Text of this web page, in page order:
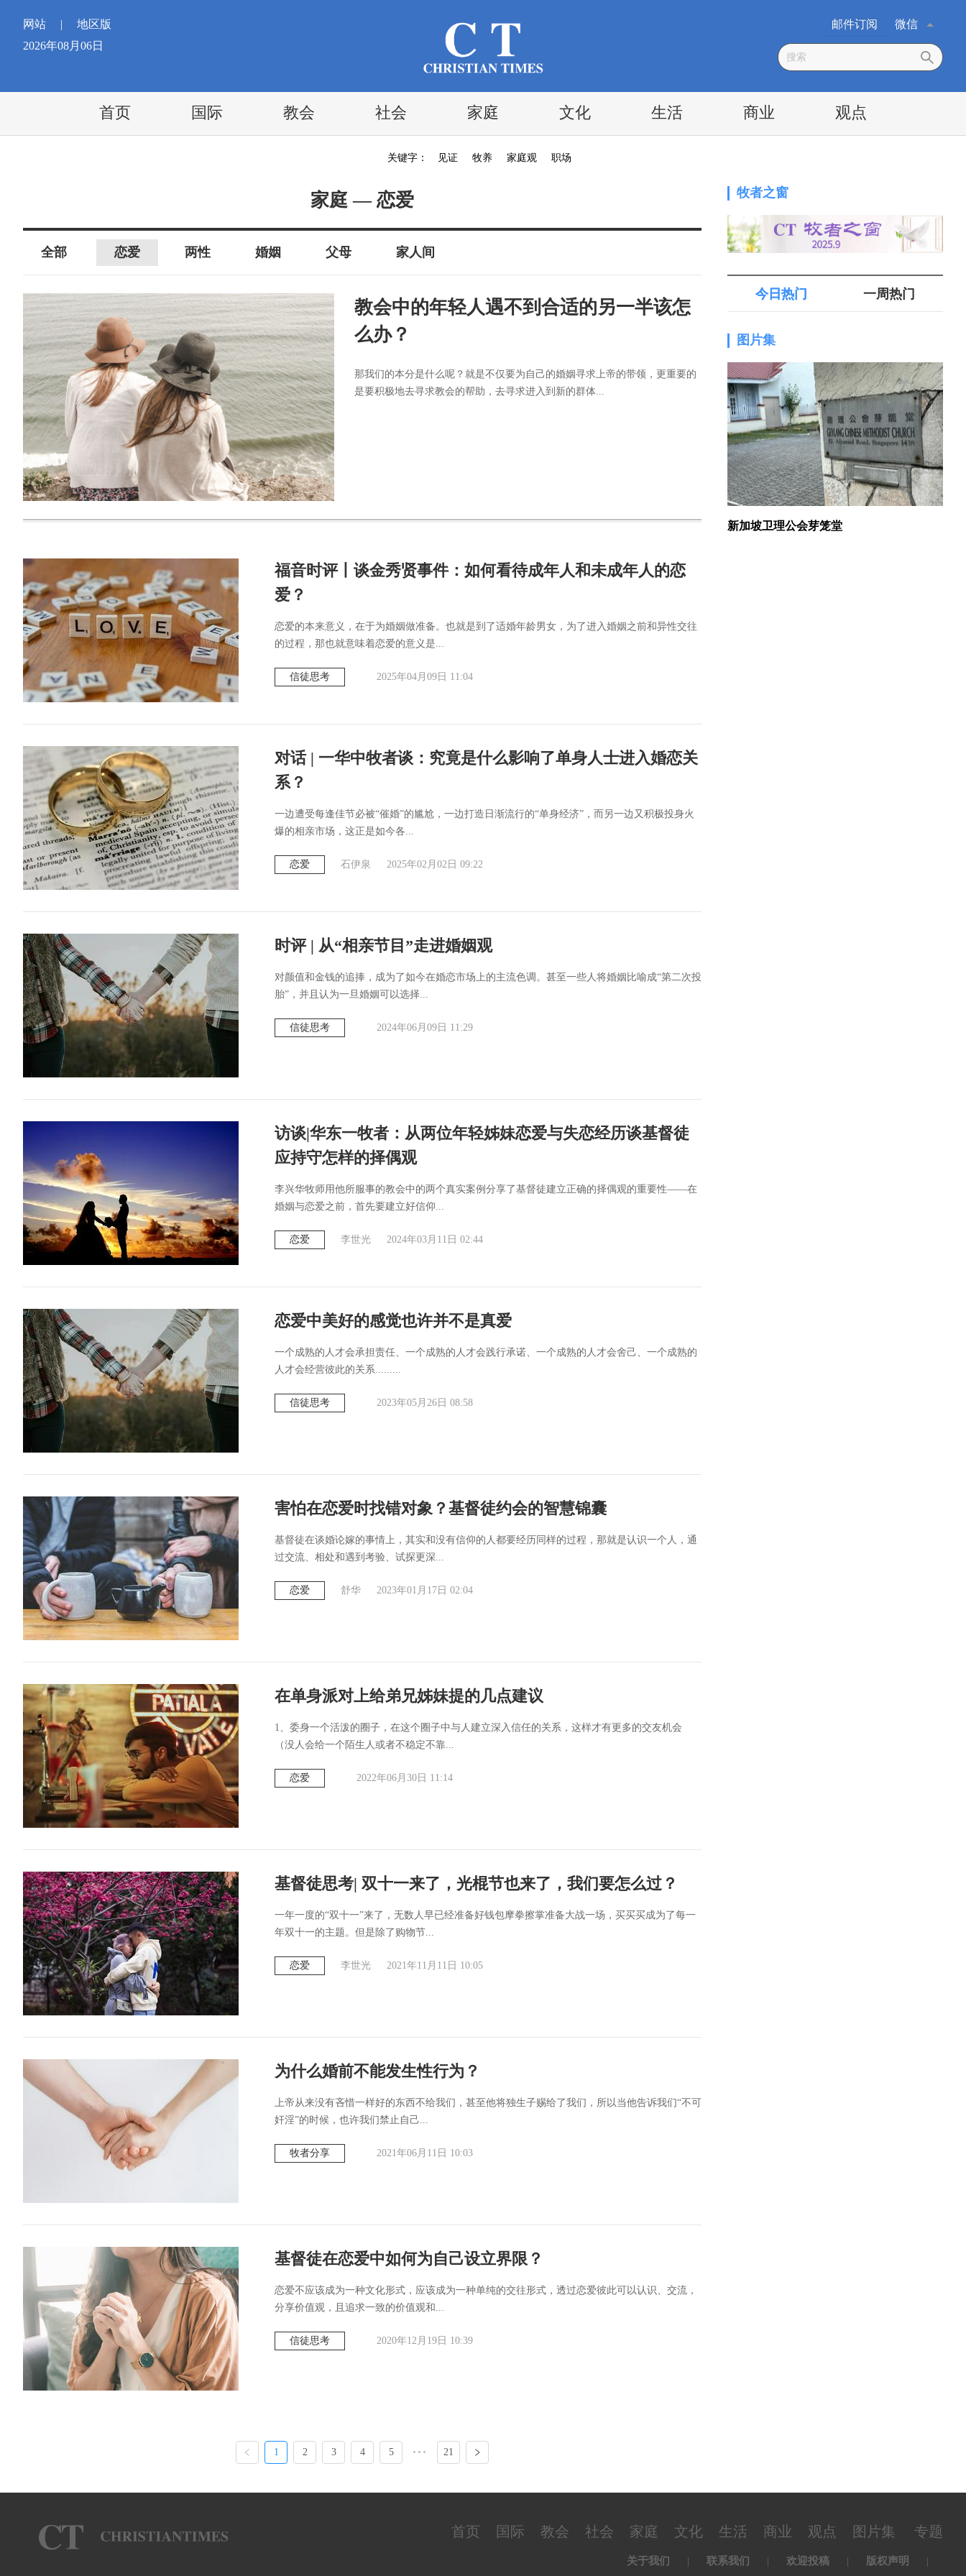
网站 |
地区版
2026年08月06日
微信
邮件订阅
首页 国际 教会 社会 家庭 文化 生活 商业 观点
关键字： 见证 牧养 家庭观 职场
家庭 — 恋爱
全部 恋爱 两性 婚姻 父母 家人间
教会中的年轻人遇不到合适的另一半该怎
么办？
那我们的本分是什么呢？就是不仅要为自己的婚姻寻求上帝的带领，更重要的
是要积极地去寻求教会的帮助，去寻求进入到新的群体...
福音时评丨谈金秀贤事件：如何看待成年人和未成年人的恋
爱？
恋爱的本来意义，在于为婚姻做准备。也就是到了适婚年龄男女，为了进入婚姻之前和异性交往
的过程，那也就意味着恋爱的意义是...
信徒思考 2025年04月09日 11:04
对话 | 一华中牧者谈：究竟是什么影响了单身人士进入婚恋关
系？
​一边遭受每逢佳节必被“催婚”的尴尬，一边打造日渐流行的“单身经济”，而另一边又积极投身火
爆的相亲市场，这正是如今各...
恋爱 石伊泉 2025年02月02日 09:22
时评 | 从“相亲节目”走进婚姻观
对颜值和金钱的追捧，成为了如今在婚恋市场上的主流色调。甚至一些人将婚姻比喻成“第二次投
胎”，并且认为一旦婚姻可以选择...
信徒思考 2024年06月09日 11:29
访谈|华东一牧者：从两位年轻姊妹恋爱与失恋经历谈基督徒
应持守怎样的择偶观
李兴华牧师用他所服事的教会中的两个真实案例分享了基督徒建立正确的择偶观的重要性——在
婚姻与恋爱之前，首先要建立好信仰...
恋爱 李世光 2024年03月11日 02:44
恋爱中美好的感觉也许并不是真爱
一个成熟的人才会承担责任、一个成熟的人才会践行承诺、一个成熟的人才会舍己、一个成熟的
人才会经营彼此的关系.........
信徒思考 2023年05月26日 08:58
害怕在恋爱时找错对象？基督徒约会的智慧锦囊
基督徒在谈婚论嫁的事情上，其实和没有信仰的人都要经历同样的过程，那就是认识一个人，通
过交流、相处和遇到考验、试探更深...
恋爱 舒华 2023年01月17日 02:04
在单身派对上给弟兄姊妹提的几点建议
1、委身一个活泼的圈子，在这个圈子中与人建立深入信任的关系，这样才有更多的交友机会
（没人会给一个陌生人或者不稳定不靠...
恋爱 2022年06月30日 11:14
基督徒思考| 双十一来了，光棍节也来了，我们要怎么过？
一年一度的“双十一”来了，无数人早已经准备好钱包摩拳擦掌准备大战一场，买买买成为了每一
年双十一的主题。但是除了购物节...
恋爱 李世光 2021年11月11日 10:05
为什么婚前不能发生性行为？
上帝从来没有吝惜一样好的东西不给我们，甚至他将独生子赐给了我们，所以当他告诉我们“不可
奸淫”的时候，也许我们禁止自己...
牧者分享 2021年06月11日 10:03
基督徒在恋爱中如何为自己设立界限？
恋爱不应该成为一种文化形式，应该成为一种单纯的交往形式，透过恋爱彼此可以认识、交流，
分享价值观，且追求一致的价值观和...
信徒思考 2020年12月19日 10:39
1 2 3 4 5 ••• 21
牧者之窗
今日热门 一周热门
图片集
新加坡卫理公会芽笼堂
首页 国际 教会 社会 家庭 文化 生活 商业 观点 图片集 专题
关于我们 | 联系我们 | 欢迎投稿 | 版权声明 |